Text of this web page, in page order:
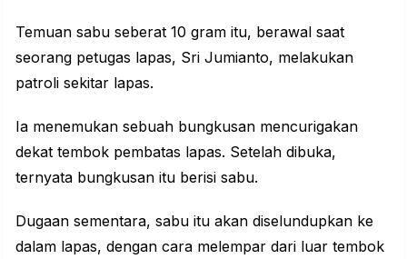
Temuan sabu seberat 10 gram itu, berawal saat
seorang petugas lapas, Sri Jumianto, melakukan
patroli sekitar lapas.
Ia menemukan sebuah bungkusan mencurigakan
dekat tembok pembatas lapas. Setelah dibuka,
ternyata bungkusan itu berisi sabu.
Dugaan sementara, sabu itu akan diselundupkan ke
dalam lapas, dengan cara melempar dari luar tembok